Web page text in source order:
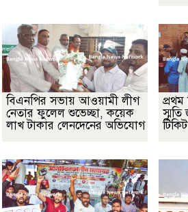
বিএনপির সভায় আওয়ামী লীগ
নেতার ফুলেল শুভেচ্ছা, কয়েক
লাখ টাকার লেনদেনের অভিযোগ
টিকিট